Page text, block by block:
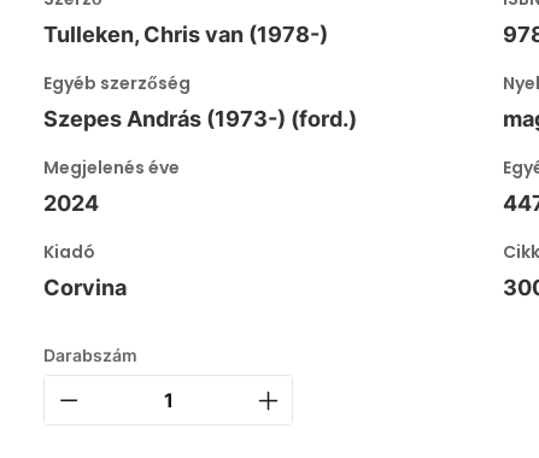
Tulleken, Chris van (1978-)
Egyéb szerzőség
Szepes András (1973-) (ford.)
Megjelenés éve
2024
Kiadó
Corvina
Darabszám